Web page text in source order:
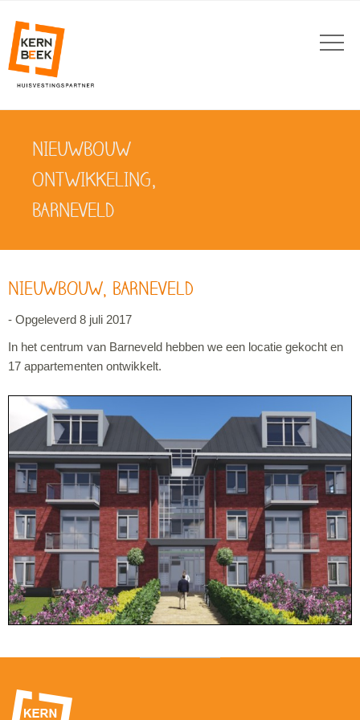
NIEUWBOUW
ONTWIKKELING,
BARNEVELD
NIEUWBOUW, BARNEVELD
- Opgeleverd 8 juli 2017
In het centrum van Barneveld hebben we een locatie gekocht en
17 appartementen ontwikkelt.